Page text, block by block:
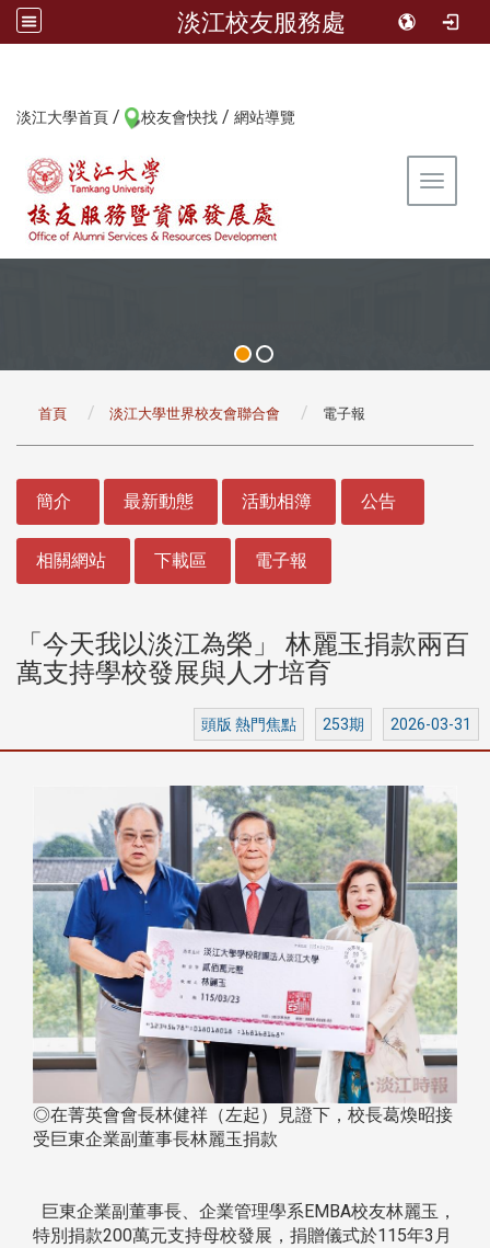
淡江校友服務處
淡江大學首頁 / 校友會快找 / 網站導覽
Toggle
首頁 淡江大學世界校友會聯合會 電子報
簡介 最新動態 活動相簿 公告
相關網站 下載區 電子報
「今天我以淡江為榮」 林麗玉捐款兩百
萬支持學校發展與人才培育
頭版 熱門焦點 253期 2026-03-31
◎在菁英會會長林健祥（左起）見證下，校長葛煥昭接
受巨東企業副董事長林麗玉捐款
巨東企業副董事長、企業管理學系EMBA校友林麗玉，
特別捐款200萬元支持母校發展，捐贈儀式於115年3月